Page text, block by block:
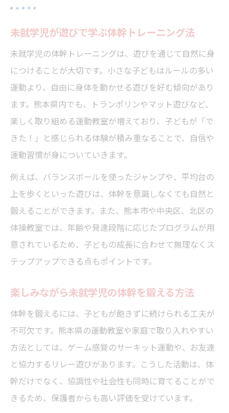
未就学児が遊びで学ぶ体幹トレーニング法
未就学児の体幹トレーニングは、遊びを通じて自然に身
につけることが大切です。小さな子どもはルールの多い
運動より、自由に身体を動かせる遊びを好む傾向があり
ます。熊本県内でも、トランポリンやマット遊びなど、
楽しく取り組める運動教室が増えており、子どもが「で
きた！」と感じられる体験が積み重なることで、自信や
運動習慣が身についていきます。
例えば、バランスボールを使ったジャンプや、平均台の
上を歩くといった遊びは、体幹を意識しなくても自然と
鍛えることができます。また、熊本市や中央区、北区の
体操教室では、年齢や発達段階に応じたプログラムが用
意されているため、子どもの成長に合わせて無理なくス
テップアップできる点もポイントです。
楽しみながら未就学児の体幹を鍛える方法
体幹を鍛えるには、子どもが飽きずに続けられる工夫が
不可欠です。熊本県の運動教室や家庭で取り入れやすい
方法としては、ゲーム感覚のサーキット運動や、お友達
と協力するリレー遊びがあります。こうした活動は、体
幹だけでなく、協調性や社会性も同時に育てることがで
きるため、保護者からも高い評価を受けています。